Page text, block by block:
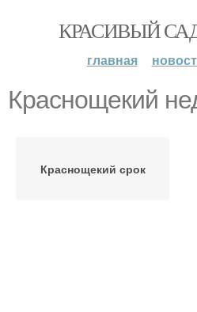
КРАСИВЫЙ
главная
Краснощекий
Краснощекий срок